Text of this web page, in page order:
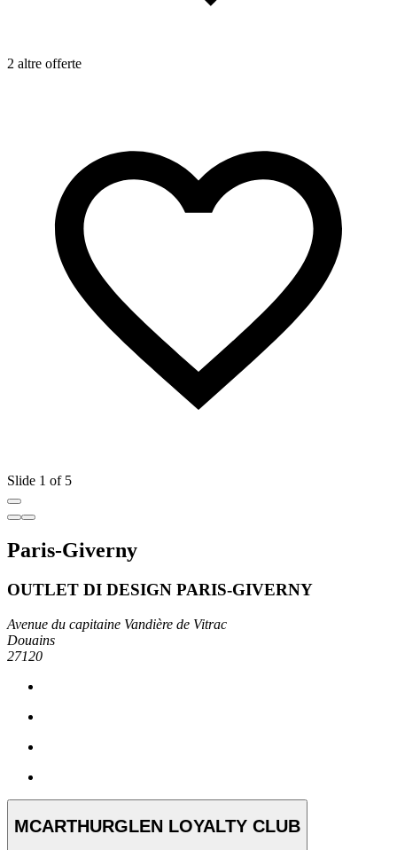
2 altre offerte
Slide 1 of 5
Paris-Giverny
OUTLET DI DESIGN PARIS-GIVERNY
Avenue du capitaine Vandière de Vitrac
Douains
27120
MCARTHURGLEN LOYALTY CLUB